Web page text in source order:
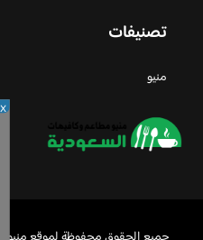
تصنيفات
منيو
X